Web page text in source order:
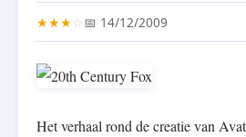
★★★☆📅 14/12/2009
Het verhaal rond de creatie van